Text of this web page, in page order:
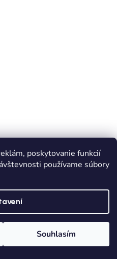
poskytovanie funkcií
používame súbory
Souhlasím